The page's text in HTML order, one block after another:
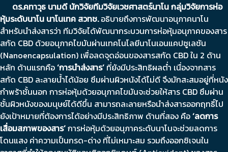
ดร.คทาวุธ​ นามดี นักวิจัยทีมวิจัยเวชศาสตร์นาโน กลุ่มวิจัยการห่อ
หุ้มระดับนาโน นาโนเทค สวทช.อธิบายถึงการพัฒนาอนุภาคนาโน
สำหรับนำส่งสารว่า ทีมวิจัยได้พัฒนากระบวนการห่อหุ้มอนุภาคของสาร
สกัด CBD ด้วยอนุภาคไขมันผ่านเทคโนโลยีนาโนเอนแคปซูเลชัน
(Nanoencapsulation) เพื่อลดจุดอ่อนของสารสกัด CBD ใน 2 ด้าน
หลัก ด้านแรกคือ‘การนำส่งสาร’ ที่ยังมีประสิทธิผลต่ำ เนื่องจากสาร
สกัด CBD ละลายน้ำได้น้อย ซึมผ่านผิวหนังได้ไม่ดี จึงมักสะสมอยู่ที่หนัง
กำพร้าชั้นนอก การห่อหุ้มด้วยอนุภาคไขมันจะช่วยให้สาร CBD ซึมผ่าน
ชั้นผิวหนังของมนุษย์ได้ดีขึ้น สามารถละลายหรือนำส่งสารออกฤทธิ์ไป
ยังเป้าหมายที่ต้องการได้อย่างมีประสิทธิภาพ ด้านที่สอง คือ‘ลดการ
เสื่อมสภาพของสาร’การห่อหุ้มด้วยอนุภาคระดับนาโนจะช่วยลดการ
โดนแสง ค่าความเป็นกรด-ด่าง ที่ไม่เหมาะสม รวมถึงออกซิเจนใน